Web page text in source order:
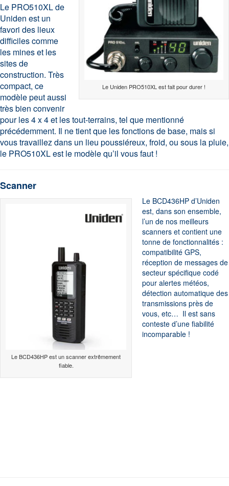
Le Uniden PRO510XL est fait pour durer !
Le PRO510XL de
Uniden est un
favori des lieux
difficiles comme
les mines et les
sites de
construction. Très
compact, ce
modèle peut aussi
très bien convenir
pour les 4 x 4 et les tout-terrains, tel que mentionné
précédemment. Il ne tient que les fonctions de base, mais si
vous travaillez dans un lieu poussiéreux, froid, ou sous la pluie,
le PRO510XL est le modèle qu’il vous faut !
Scanner
Le BCD436HP est un scanner extrêmement
fiable.
Le BCD436HP d’Uniden
est, dans son ensemble,
l’un de nos meilleurs
scanners et contient une
tonne de fonctionnalités :
compatibilité GPS,
réception de messages de
secteur spécifique codé
pour alertes météos,
détection automatique des
transmissions près de
vous, etc… Il est sans
conteste d’une fiabilité
incomparable !